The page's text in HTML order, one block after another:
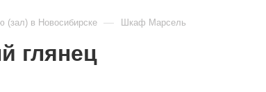
(зал) в Новосибирске — Шкаф Марсель
глянец